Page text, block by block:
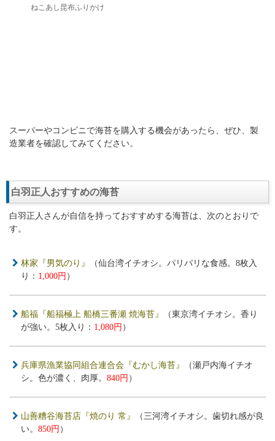
ねこあし昆布ふりかけ
スーパーやコンビニで海苔を購入する機会があったら、ぜひ、製
造業者を確認してみてください。
白羽正人おすすめの海苔
白羽正人さんが自信を持っておすすめする海苔は、次のとおりで
す。
林家『男気のり』
（仙台湾イチオシ。パリパリな食感。8枚入
り： 1,000円 ）
船福『船福極上 船橋三番瀬 焼海苔』
（東京湾イチオシ。香り
が強い。5枚入り： 1,080円 ）
兵庫県漁業協同組合連合会『むかし海苔』
（瀬戸内海イチオ
シ。色が濃く、肉厚。 840円 ）
山善糟谷海苔店『焼のり 常』
（三河湾イチオシ。歯切れ感が良
い。 850円 ）